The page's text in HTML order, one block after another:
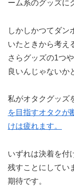
ーム系のグッズに
しかしかつてダン
いたときから考え
さらグッズの1つ
良いんじゃないか
私がオタクグッズ
を目指すオタクが
けは疲れます。
いずれは決着を付
残すことにしてい
期待です。